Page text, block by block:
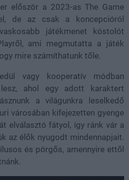
először a 2023-as The Game
de az csak a koncepcióról
játékmenet kóstolót
ami megmutatta a játék
mire számíthatunk tőle.
vagy kooperatív módban
ahol egy adott karaktert
a világunkra leselkedő
városában kifejezetten gyenge
elválasztó fátyol, így ránk vár a
az élők nyugodt mindennapjait.
és pörgős, amennyire ettől